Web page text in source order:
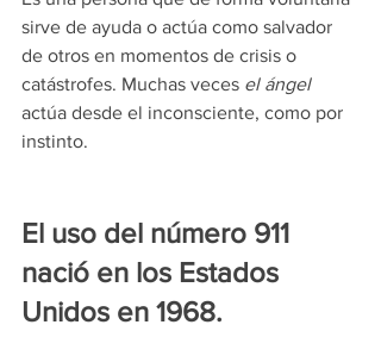
sirve de ayuda o actúa como salvador
de otros en momentos de crisis o
catástrofes. Muchas veces el ángel
actúa desde el inconsciente, como por
instinto.
El uso del número 911
nació en los Estados
Unidos en 1968.